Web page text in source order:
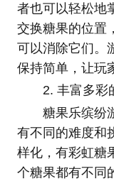
者也可以轻松地
交换糖果的位置
可以消除它们。
保持简单，让玩
2. 丰富多彩
糖果乐缤纷
有不同的难度和
样化，有彩虹糖
个糖果都有不同